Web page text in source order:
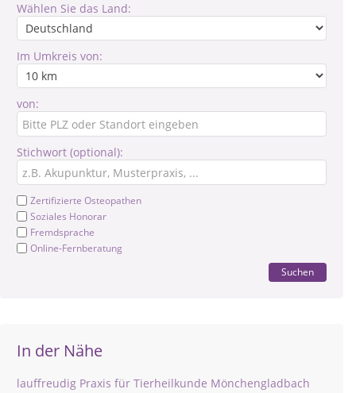
Wählen Sie das Land:
Im Umkreis von:
von:
Stichwort (optional):
Zertifizierte Osteopathen
Soziales Honorar
Fremdsprache
Online-Fernberatung
Suchen
In der Nähe
lauffreudig Praxis für Tierheilkunde Mönchengladbach